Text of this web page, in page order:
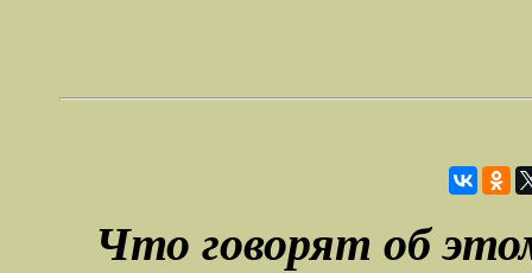
Что говорят об